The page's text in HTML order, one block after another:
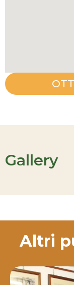
Gallery
Altri